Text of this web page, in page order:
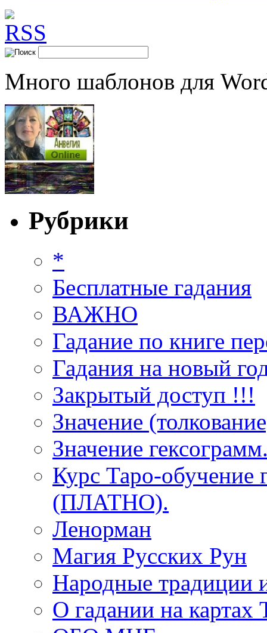
Много шаблонов для
Рубрики
*
Бесплатные гадания
ВАЖНО
Гадание по книге
Гадания на новый
Закрытый доступ !!!
Значение
Значение
Курс Таро-обучение
(ПЛАТНО).
Ленорман
Магия Русских Рун
Народные традиции
О гадании на картах